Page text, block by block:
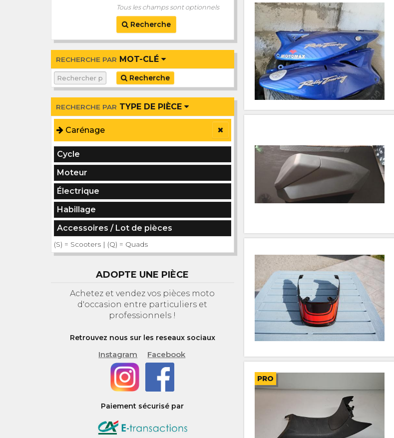
Tous les champs sont optionnels
Recherche
RECHERCHE PAR MOT-CLÉ
Recherche
RECHERCHE PAR TYPE DE PIÈCE
Carénage
Cycle
Moteur
Électrique
Habillage
Accessoires / Lot de pièces
(S) = Scooters | (Q) = Quads
ADOPTE UNE PIÈCE
Achetez et vendez vos pièces moto
d'occasion entre particuliers et
professionnels !
Retrouvez nous sur les reseaux sociaux
Instagram Facebook
Paiement sécurisé par
PRO